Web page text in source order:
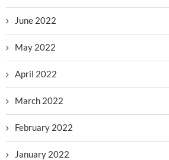
June 2022
May 2022
April 2022
March 2022
February 2022
January 2022